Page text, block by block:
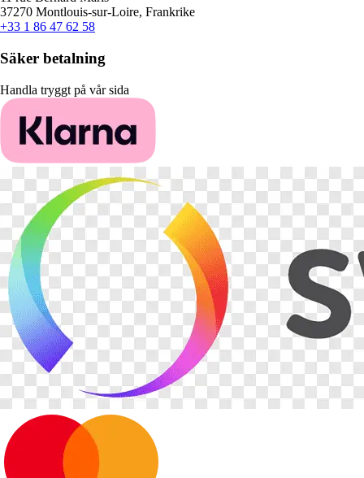
37270 Montlouis-sur-Loire, Frankrike
+33 1 86 47 62 58
Säker betalning
Handla tryggt på vår sida